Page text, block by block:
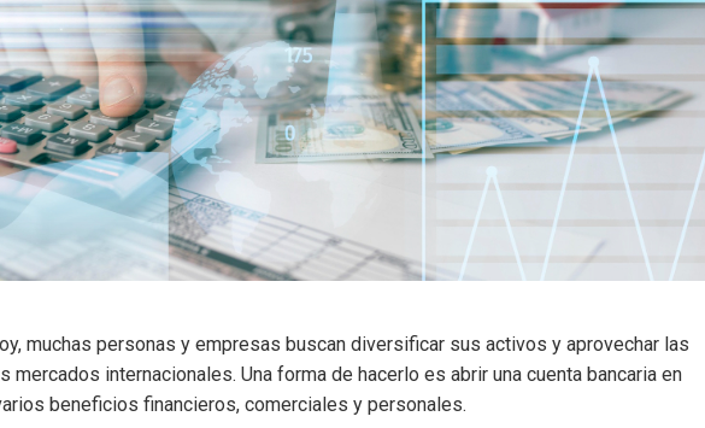
muchas personas y empresas buscan diversificar sus activos y aprovechar las
internacionales. Una forma de hacerlo es abrir una cuenta bancaria en
beneficios financieros, comerciales y personales.